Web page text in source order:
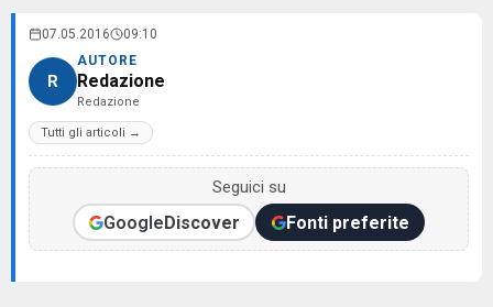
07.05.2016 09:10
R
AUTORE
Redazione
Redazione
Tutti gli articoli →
Seguici su
GoogleDiscover Fonti preferite